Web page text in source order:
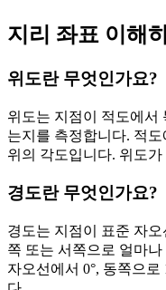
지리 좌표 이해
위도란 무엇인가요?
위도는 지점이 적도에서
는지를 측정합니다. 적도
위의 각도입니다. 위도
경도란 무엇인가요?
경도는 지점이 표준 자
쪽 또는 서쪽으로 얼마
자오선에서 0°, 동쪽으로